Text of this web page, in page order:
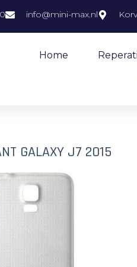
info@mini-max.nl
Home
GALAXY J7 2015